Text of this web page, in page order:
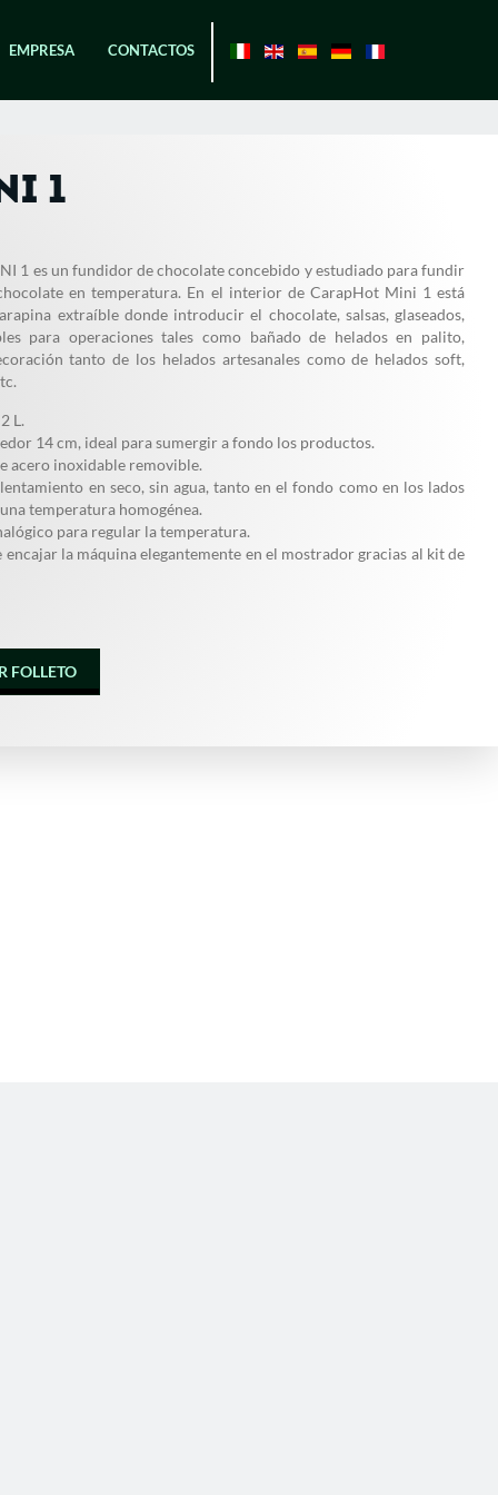
EMPRESA CONTACTOS
1
1 es un fundidor de chocolate concebido y estudiado para fundir
en temperatura. En el interior de CarapHot Mini 1 está
extraíble donde introducir el chocolate, salsas, glaseados,
para operaciones tales como bañado de helados en palito,
tanto de los helados artesanales como de helados soft,
L.
14 cm, ideal para sumergir a fondo los productos.
acero inoxidable removible.
en seco, sin agua, tanto en el fondo como en los lados
temperatura homogénea.
para regular la temperatura.
la máquina elegantemente en el mostrador gracias al kit de
FOLLETO